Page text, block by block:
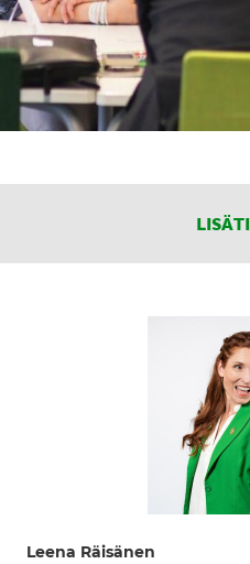
Leena Räisänen